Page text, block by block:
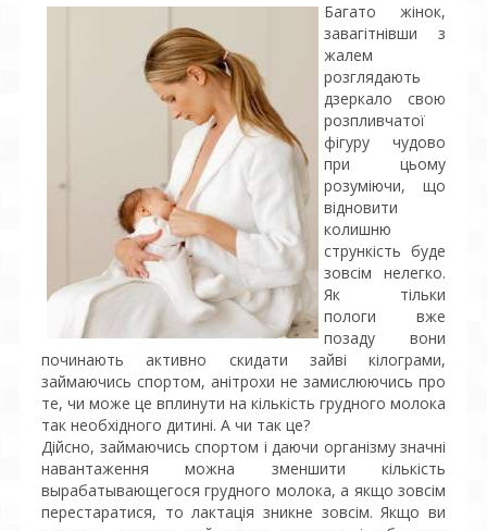
Багато жінок,
завагітнівши з
жалем
розглядають
дзеркало свою
розпливчатої
фігуру чудово
при цьому
розуміючи, що
відновити
колишню
стрункість буде
зовсім нелегко.
Як тільки
пологи вже
позаду вони
починають активно скидати зайві кілограми,
займаючись спортом, анітрохи не замислюючись про
те, чи може це вплинути на кількість грудного молока
так необхідного дитині. А чи так це?
Дійсно, займаючись спортом і даючи організму значні
навантаження можна зменшити кількість
вырабатывающегося грудного молока, а якщо зовсім
перестаратися, то лактація зникне зовсім. Якщо ви